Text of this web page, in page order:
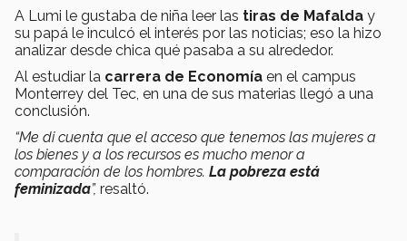
A Lumi le gustaba de niña leer las tiras de Mafalda y
su papá le inculcó el interés por las noticias; eso la hizo
analizar desde chica qué pasaba a su alrededor.
Al estudiar la carrera de Economía en el campus
Monterrey del Tec, en una de sus materias llegó a una
conclusión.
“Me di cuenta que el acceso que tenemos las mujeres a
los bienes y a los recursos es mucho menor a
comparación de los hombres. La pobreza está
feminizada”, resaltó.